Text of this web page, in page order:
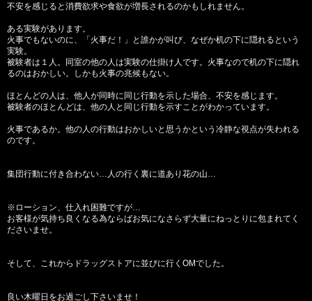
不安を感じると消費欲求や食欲が増長されるのかもしれません。
ある実験があります。
火事でもないのに、「火事だ！」と誰かが叫び、なぜか机の下に隠れるという
実験。
被験者は１人。同室の他の人は実験の仕掛け人です。火事なので机の下に隠れ
るのはおかしい。しかも火事の兆候もない。
ほとんどの人は、他人が同時に同じ行動を示した場合、不安を感じます。
被験者のほとんどは、他の人と同じ行動を示すことがわかっています。
火事であるか。他の人の行動はおかしいと思うかという冷静な視点が失われる
のです。
集団行動に付き合わない…人の行く裏に道あり花の山…
※ローション、仕入れ困難ですが…
お客様が気持ち良くなる為ならばお気になさらず大量にねっとりに包まれてく
ださいませ。
そして、これからドラッグストアに並びに行くOMでした。
良い木曜日をお過ごし下さいませ！